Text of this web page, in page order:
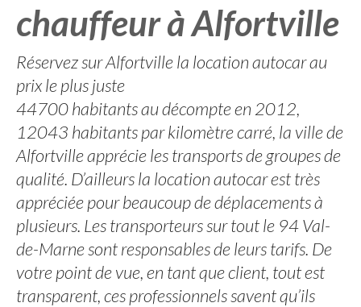
chauffeur à Alfortville
Réservez sur Alfortville la location autocar au
prix le plus juste
44700 habitants au décompte en 2012,
12043 habitants par kilomètre carré, la ville de
Alfortville apprécie les transports de groupes de
qualité. D’ailleurs la location autocar est très
appréciée pour beaucoup de déplacements à
plusieurs. Les transporteurs sur tout le 94 Val-
de-Marne sont responsables de leurs tarifs. De
votre point de vue, en tant que client, tout est
transparent, ces professionnels savent qu’ils